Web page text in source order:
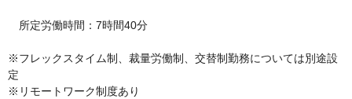
所定労働時間：7時間40分
※フレックスタイム制、裁量労働制、交替制勤務については別途設
定
※リモートワーク制度あり